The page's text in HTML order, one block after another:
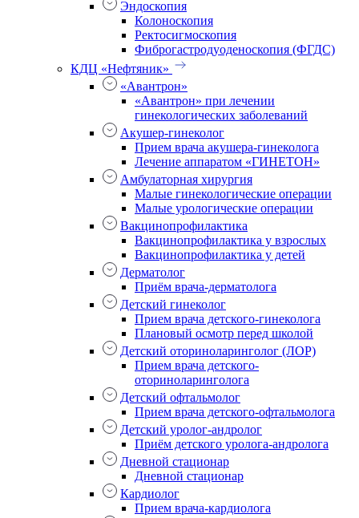
Эндоскопия
Колоноскопия
Ректосигмоскопия
Фиброгастродуоденоскопия (ФГДС)
КДЦ «Нефтяник»
«Авантрон»
«Авантрон» при лечении
гинекологических заболеваний
Акушер-гинеколог
Прием врача акушера-гинеколога
Лечение аппаратом «ГИНЕТОН»
Амбулаторная хирургия
Малые гинекологические операции
Малые урологические операции
Вакцинопрофилактика
Вакцинопрофилактика у взрослых
Вакцинопрофилактика у детей
Дерматолог
Приём врача-дерматолога
Детский гинеколог
Прием врача детского-гинеколога
Плановый осмотр перед школой
Детский оториноларинголог (ЛОР)
Прием врача детского-
оториноларинголога
Детский офтальмолог
Прием врача детского-офтальмолога
Детский уролог-андролог
Приём детского уролога-андролога
Дневной стационар
Дневной стационар
Кардиолог
Прием врача-кардиолога